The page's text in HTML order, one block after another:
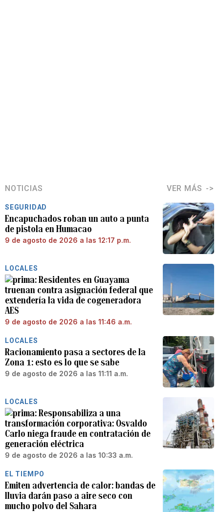
NOTICIAS VER MÁS
SEGURIDAD
Encapuchados roban un auto a punta
de pistola en Humacao
9 de agosto de 2026 a las 12:17 p.m.
LOCALES
Residentes en Guayama
truenan contra asignación federal que
extendería la vida de cogeneradora
AES
9 de agosto de 2026 a las 11:46 a.m.
LOCALES
Racionamiento pasa a sectores de la
Zona 1: esto es lo que se sabe
9 de agosto de 2026 a las 11:11 a.m.
LOCALES
Responsabiliza a una
transformación corporativa: Osvaldo
Carlo niega fraude en contratación de
generación eléctrica
9 de agosto de 2026 a las 10:33 a.m.
EL TIEMPO
Emiten advertencia de calor: bandas de
lluvia darán paso a aire seco con
mucho polvo del Sahara